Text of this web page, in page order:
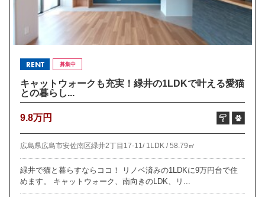
RENT 募集中
キャットウォークも充実！緑井の1LDKで叶える愛猫
との暮らし...
9.8万円
広島県広島市安佐南区緑井2丁目17-11/ 1LDK /58.79㎡
緑井で猫と暮らすならココ！ リノベ済みの1LDKに9万円台で住
めます。 キャットウォーク、南向きのLDK、リ...